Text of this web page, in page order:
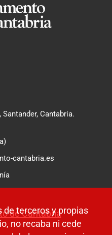
Cantabria.
cantabria.es
de Cantabria
de terceros y propias
no recaba ni cede